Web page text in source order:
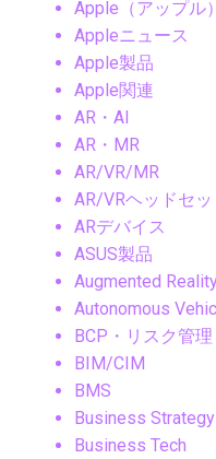
Apple（アップル）
Appleニュース
Apple製品
Apple関連
AR・AI
AR・MR
AR/VR/MR
AR/VRヘッドセッ
ARデバイス
ASUS製品
Augmented
Autonomous
BCP・リスク管理
BIM/CIM
BMS
Business Strategy
Business Tech